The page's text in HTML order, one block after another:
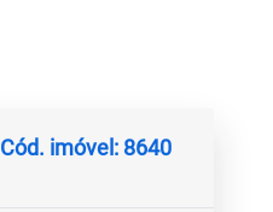
Cód. imóvel: 8640